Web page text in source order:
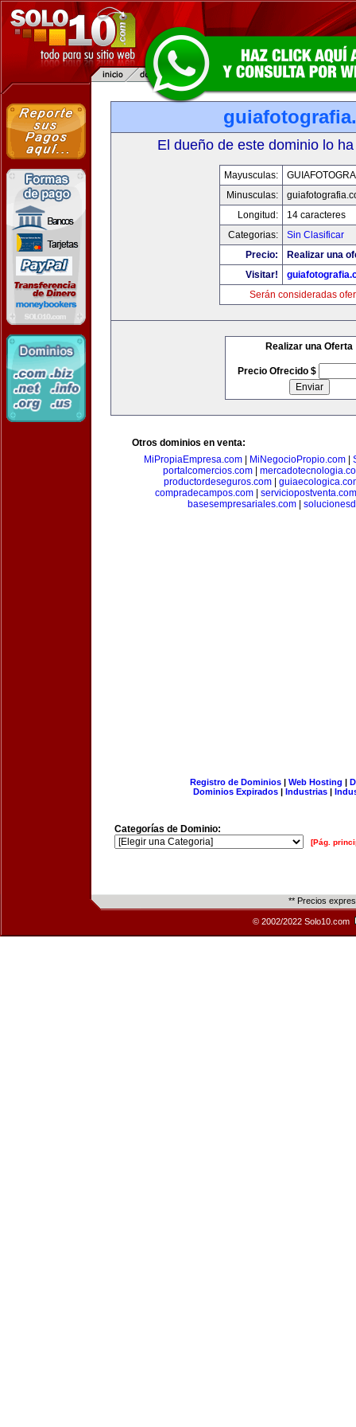
El dueño de este dominio lo
Mayusculas:
Minusculas:
Longitud:
14 caracteres
Categorias:
Sin Clasificar
Precio:
Realizar una
Visitar!
Serán consideradas
Realizar una Oferta
Precio Ofrecido $
Otros dominios en venta:
MiPropiaEmpresa.com
MiNegocioPropio.com
portalcomercios.com|
productordeseguros.com|
compradecampos.com| serviciopostventa.com
basesempresariales.com
Registro de Dominios| Web Hosting |
Dominios Expirados | Industrias |
Categorías de Dominio:
[Pág.
** Precios
© 2002/2022 Solo10.com